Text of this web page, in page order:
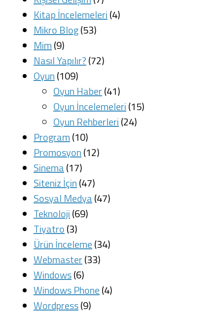
Kitap İncelemeleri(4)
Mikro Blog(53)
Mim(9)
Nasıl Yapılır?(72)
Oyun(109)
Oyun Haber(41)
Oyun İncelemeleri(15)
Oyun Rehberleri(24)
Program(10)
Promosyon(12)
Sinema(17)
Siteniz İçin(47)
Sosyal Medya(47)
Teknoloji(69)
Tiyatro(3)
Ürün İnceleme(34)
Webmaster(33)
Windows(6)
Windows Phone(4)
Wordpress(9)